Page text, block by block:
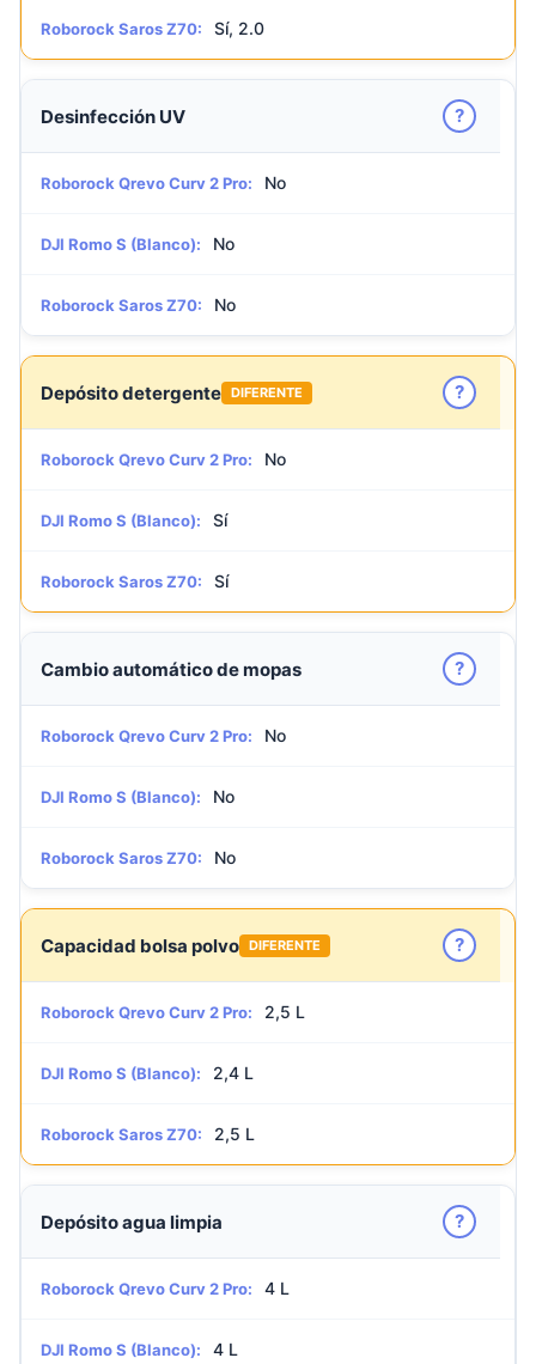
Roborock Saros Z70: Sí, 2.0
Desinfección UV ?
Roborock Qrevo Curv 2 Pro: No
DJI Romo S (Blanco): No
Roborock Saros Z70: No
Depósito detergente DIFERENTE ?
Roborock Qrevo Curv 2 Pro: No
DJI Romo S (Blanco): Sí
Roborock Saros Z70: Sí
Cambio automático de mopas ?
Roborock Qrevo Curv 2 Pro: No
DJI Romo S (Blanco): No
Roborock Saros Z70: No
Capacidad bolsa polvo DIFERENTE ?
Roborock Qrevo Curv 2 Pro: 2,5 L
DJI Romo S (Blanco): 2,4 L
Roborock Saros Z70: 2,5 L
Depósito agua limpia ?
Roborock Qrevo Curv 2 Pro: 4 L
DJI Romo S (Blanco): 4 L